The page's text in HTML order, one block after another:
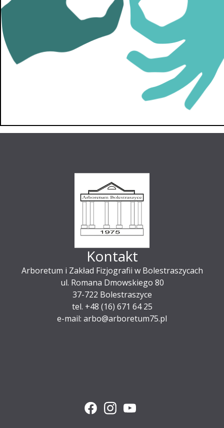
Kontakt
Arboretum i Zakład Fizjografii w Bolestraszycach
ul. Romana Dmowskiego 80
37-722 Bolestraszyce
tel. +48 (16) 671 64 25
e-mail: arbo@arboretum75.pl